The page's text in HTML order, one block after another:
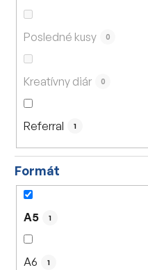
Posledné kusy 0
Kreatívny diár 0
Referral 1
Formát
A5 1
A6 1